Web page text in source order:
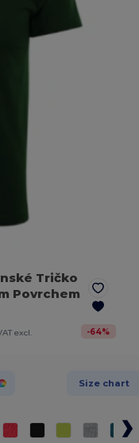
Tričko
Povrchem
excl. -64%
Size chart